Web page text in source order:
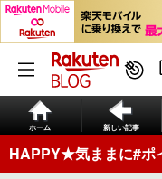
ホーム 新しい記事
HAPPY★気ままに#ポ